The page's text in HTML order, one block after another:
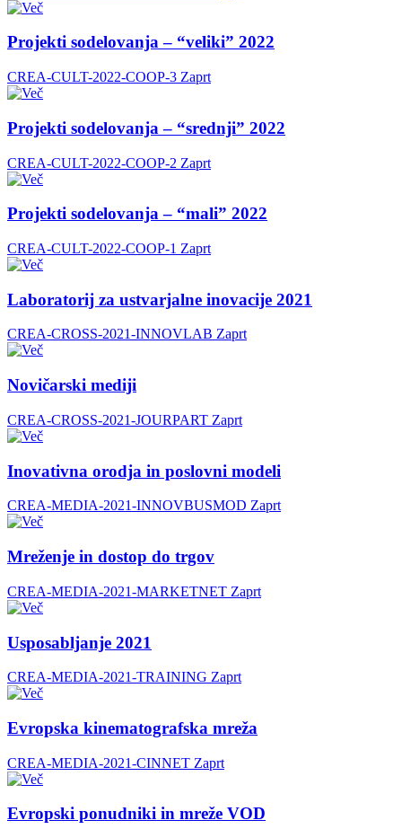
Projekti sodelovanja – “veliki” 2022
CREA-CULT-2022-COOP-3 Zaprt
Projekti sodelovanja – “srednji” 2022
CREA-CULT-2022-COOP-2 Zaprt
Projekti sodelovanja – “mali” 2022
CREA-CULT-2022-COOP-1 Zaprt
Laboratorij za ustvarjalne inovacije 2021
CREA-CROSS-2021-INNOVLAB Zaprt
Novičarski mediji
CREA-CROSS-2021-JOURPART Zaprt
Inovativna orodja in poslovni modeli
CREA-MEDIA-2021-INNOVBUSMOD Zaprt
Mreženje in dostop do trgov
CREA-MEDIA-2021-MARKETNET Zaprt
Usposabljanje 2021
CREA-MEDIA-2021-TRAINING Zaprt
Evropska kinematografska mreža
CREA-MEDIA-2021-CINNET Zaprt
Evropski ponudniki in mreže VOD